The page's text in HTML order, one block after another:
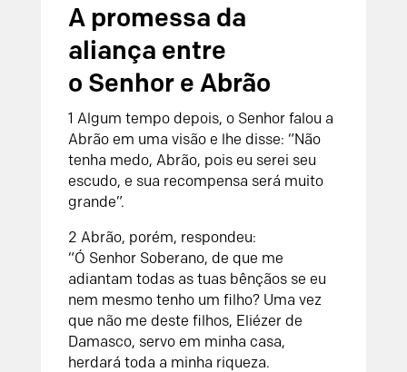
A promessa da
aliança entre
o Senhore Abrão
1 Algum tempo depois, o Senhorfalou a
Abrão em uma visão e lhe disse: “Não
tenha medo, Abrão, pois eu serei seu
escudo, e sua recompensa será muito
grande”.
2 Abrão, porém, respondeu:
“Ó SenhorSoberano, de que me
adiantam todas as tuas bênçãos se eu
nem mesmo tenho um filho? Uma vez
que não me deste filhos, Eliézer de
Damasco, servo em minha casa,
herdará toda a minha riqueza.